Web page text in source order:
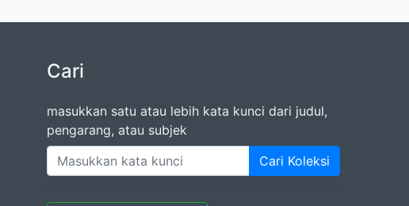
Cari
masukkan satu atau lebih kata kunci dari judul,
pengarang, atau subjek
Cari Koleksi